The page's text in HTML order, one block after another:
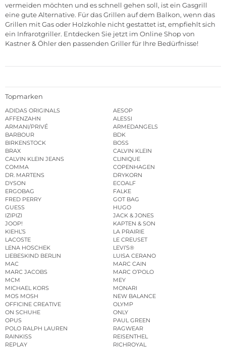
vermeiden möchten und es schnell gehen soll, ist ein Gasgrill
eine gute Alternative. Für das Grillen auf dem Balkon, wenn das
Grillen mit Gas oder Holzkohle nicht gestattet ist, empfiehlt sich
ein Infrarotgriller. Entdecken Sie jetzt im Online Shopvon
Kastner & Öhler den passenden Griller für Ihre Bedürfnisse!
Topmarken
ADIDAS ORIGINALS
AESOP
AFFENZAHN
ALESSI
ARMANI/PRIVÉ
ARMEDANGELS
BARBOUR
BDK
BIRKENSTOCK
BOSS
BRAX
CALVIN KLEIN
CALVIN KLEIN JEANS
CLINIQUE
COMMA
COPENHAGEN
DR. MARTENS
DRYKORN
DYSON
ECOALF
ERGOBAG
FALKE
FRED PERRY
GOT BAG
GUESS
HUGO
IZIPIZI
JACK & JONES
JOOP!
KAPTEN & SON
KIEHL’S
LA PRAIRIE
LACOSTE
LE CREUSET
LENA HOSCHEK
LEVI’S®
LIEBESKIND BERLIN
LUISA CERANO
MAC
MARC CAIN
MARC JACOBS
MARC O’POLO
MCM
MEY
MICHAEL KORS
MONARI
MOS MOSH
NEW BALANCE
OFFICINE CREATIVE
OLYMP
ON SCHUHE
ONLY
OPUS
PAUL GREEN
POLO RALPH LAUREN
RAGWEAR
RAINKISS
REISENTHEL
REPLAY
RICHROYAL